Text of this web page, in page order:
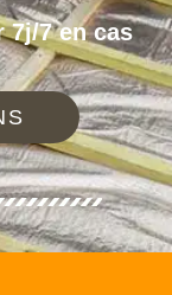
7j/7 en cas